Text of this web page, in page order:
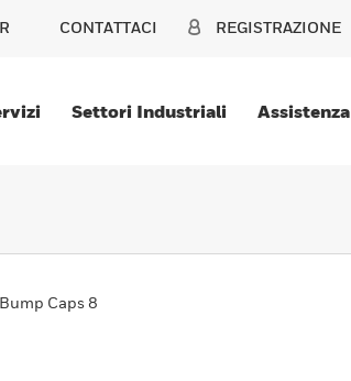
CONTATTACI REGISTRAZIONE
Settori Industriali Assistenza
Caps 8